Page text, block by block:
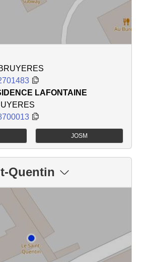
LAFONTAINE
JOSM
Quentin